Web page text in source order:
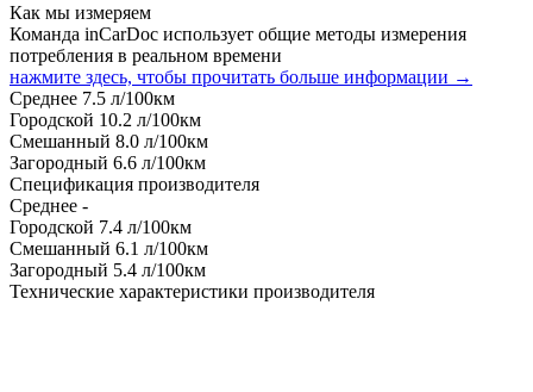
Как мы измеряем
Команда inCarDoc использует общие методы измерения
потребления в реальном времени
нажмите здесь, чтобы прочитать больше информации →
Среднее 7.5 л/100км
Городской 10.2 л/100км
Смешанный 8.0 л/100км
Загородный 6.6 л/100км
Спецификация производителя
Среднее -
Городской 7.4 л/100км
Смешанный 6.1 л/100км
Загородный 5.4 л/100км
Технические характеристики производителя